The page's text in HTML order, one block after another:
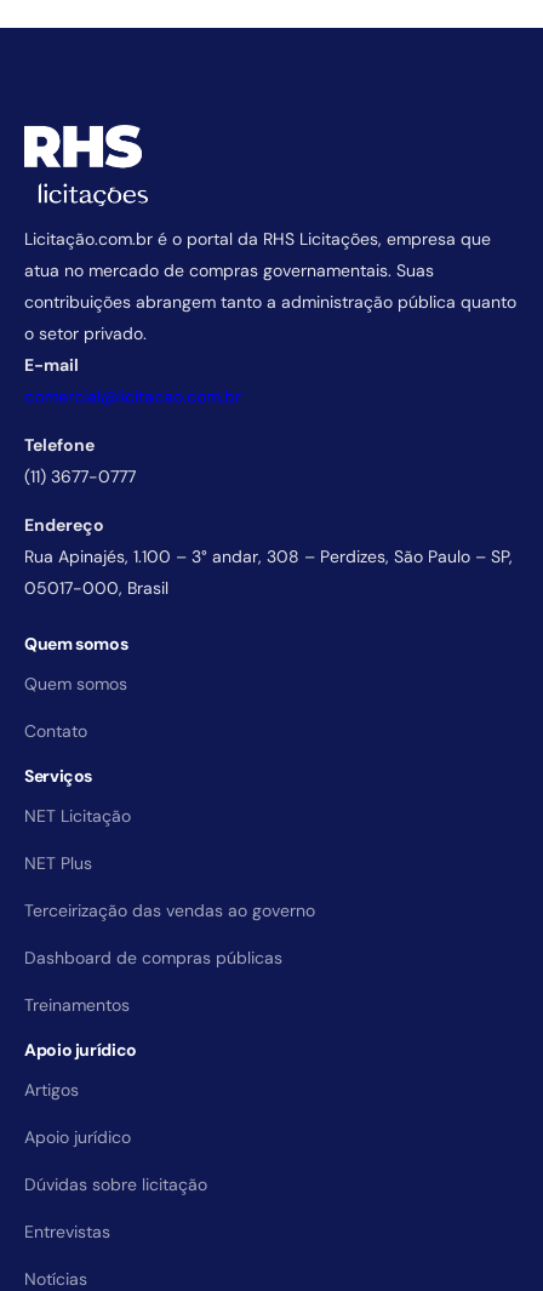
Licitação.com.br é o portal da RHS Licitações, empresa que
atua no mercado de compras governamentais. Suas
contribuições abrangem tanto a administração pública quanto
o setor privado.
E-mail
comercial@licitacao.com.br
Telefone
(11) 3677-0777
Endereço
Rua Apinajés, 1.100 – 3° andar, 308 – Perdizes, São Paulo – SP,
05017-000, Brasil
Quem somos
Quem somos
Contato
Serviços
NET Licitação
NET Plus
Terceirização das vendas ao governo
Dashboard de compras públicas
Treinamentos
Apoio jurídico
Artigos
Apoio jurídico
Dúvidas sobre licitação
Entrevistas
Notícias